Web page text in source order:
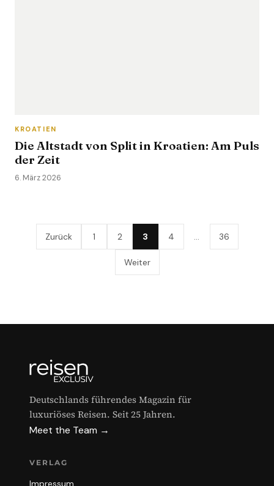
KROATIEN
Die Altstadt von Split in Kroatien: Am Puls
der Zeit
6. März 2026
Zurück 1 2 3 4 36
Weiter
Deutschlands führendes Magazin für
luxuriöses Reisen. Seit 25 Jahren.
Meet the Team →
VERLAG
Impressum